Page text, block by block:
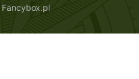
Fancybox.pl